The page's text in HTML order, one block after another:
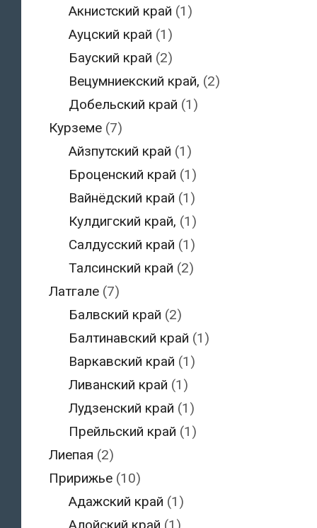
Акнистский край (1)
Ауцский край (1)
Бауский край (2)
Вецумниекский край, (2)
Добельский край (1)
Курземе(7)
Айзпутский край (1)
Броценский край (1)
Вайнёдский край (1)
Кулдигский край, (1)
Салдусский край (1)
Талсинский край (2)
Латгале(7)
Балвский край (2)
Балтинавский край (1)
Варкавский край (1)
Ливанский край (1)
Лудзенский край (1)
Прейльский край (1)
Лиепая (2)
Пририжье(10)
Адажский край (1)
Алойский край (1)